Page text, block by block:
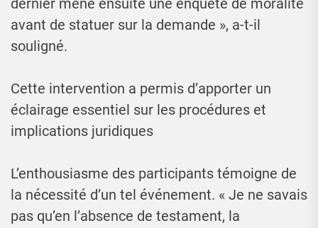
dernier mène ensuite une enquête de moralité
avant de statuer sur la demande », a-t-il
souligné.
Cette intervention a permis d’apporter un
éclairage essentiel sur les procédures et
implications juridiques
L’enthousiasme des participants témoigne de
la nécessité d’un tel événement. « Je ne savais
pas qu’en l’absence de testament, la